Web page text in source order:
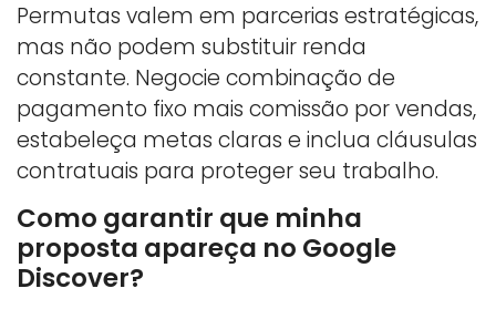
Permutas valem em parcerias estratégicas,
mas não podem substituir renda
constante. Negocie combinação de
pagamento fixo mais comissão por vendas,
estabeleça metas claras e inclua cláusulas
contratuais para proteger seu trabalho.
Como garantir que minha
proposta apareça no Google
Discover?